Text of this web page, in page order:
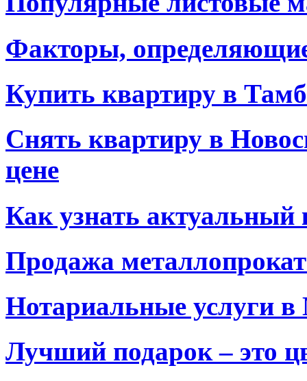
Факторы,
Купить квартиру в
Снять квартиру в
цене
Как узнать актуальный
Продажа
Нотариальные услуги в
Лучший подарок – это